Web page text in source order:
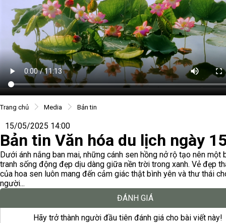
Trang chủ Media Bản tin
15/05/2025 14:00
Bản tin Văn hóa du lịch ngày
Dưới ánh nắng ban mai, những cánh sen hồng nở rộ tạo nên một
tranh sống động đẹp dịu dàng giữa nền trời trong xanh. Vẻ đẹp
của hoa sen luôn mang đến cảm giác thật bình yên và thư thái
người...
ĐÁNH GIÁ
Hãy trở thành người đầu tiên đánh giá cho bài viết này!